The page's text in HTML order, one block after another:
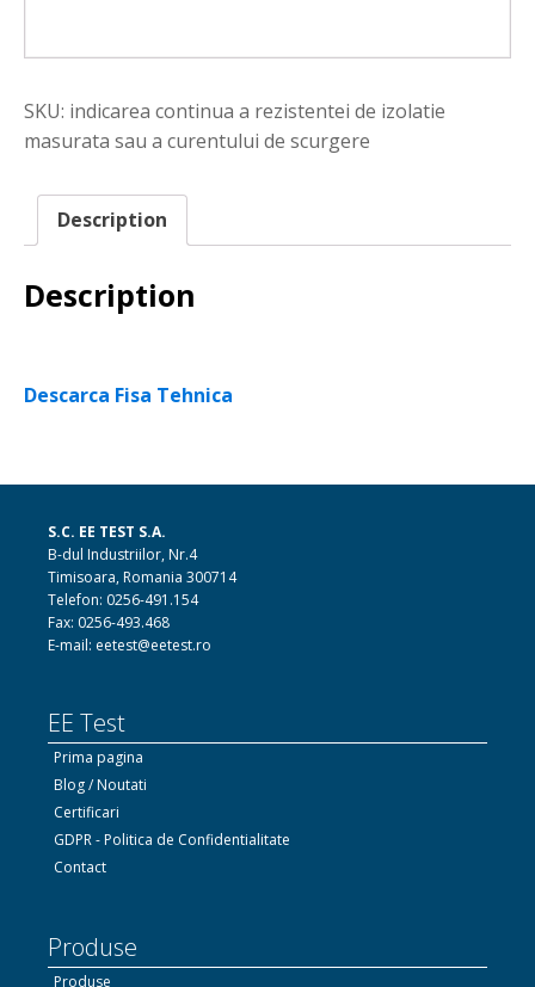
SKU: indicarea continua a rezistentei de izolatie
masurata sau a curentului de scurgere
Description
Description
Descarca Fisa Tehnica
S.C. EE TEST S.A.
B-dul Industriilor, Nr.4
Timisoara, Romania 300714
Telefon: 0256-491.154
Fax: 0256-493.468
E-mail: eetest@eetest.ro
EE Test
Prima pagina
Blog / Noutati
Certificari
GDPR - Politica de Confidentialitate
Contact
Produse
Produse